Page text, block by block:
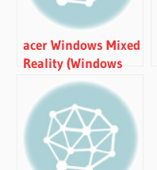
acer Windows Mixed
Reality (Windows
MR) ヘッドセット
レビュー（NETFLIX
編）